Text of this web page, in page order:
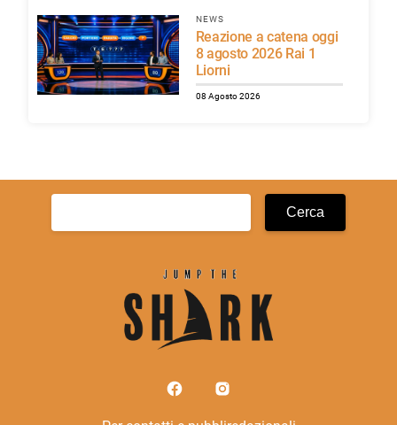
NEWS
Reazione a catena oggi
8 agosto 2026 Rai 1
Liorni
08 Agosto 2026
Ricerca